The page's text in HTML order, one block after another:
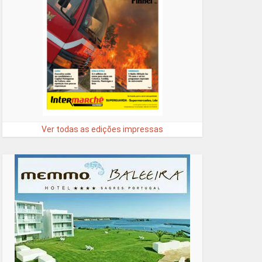
Ver todas as edições impressas